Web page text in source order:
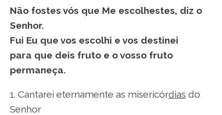
Não fostes vós que Me escolhestes, diz o
Senhor.
Fui Eu que vos escolhi e vos destinei
para que deis fruto e o vosso fruto
permaneça.
1. Cantarei eternamente as misericórdias do
Senhor